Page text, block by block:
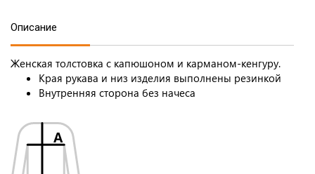
Описание
Женская толстовка с капюшоном и карманом-кенгуру.
Края рукава и низ изделия выполнены резинкой
Внутренняя сторона без начеса